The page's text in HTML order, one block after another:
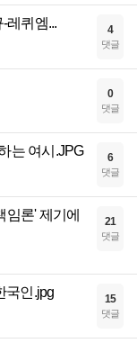
레퀴엠... 4
댓글
0
댓글
는 여시.JPG 6
댓글
임론' 제기에
21
댓글
국인.jpg 15
댓글